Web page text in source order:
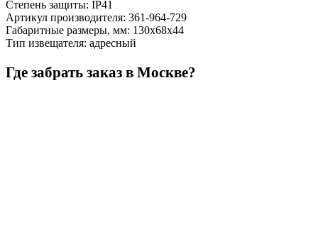
Степень защиты: IP41
Артикул производителя: 361-964-729
Габаритные размеры, мм: 130х68х44
Тип извещателя: адресный
Где забрать заказ в Москве?